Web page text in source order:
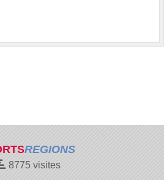
REGIONS
8775 visites